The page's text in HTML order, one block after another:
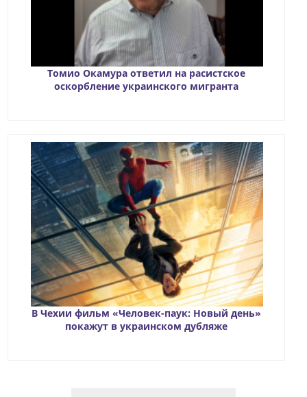
Томио Окамура ответил на расистское
оскорбление украинского мигранта
В Чехии фильм «Человек-паук: Новый день»
покажут в украинском дубляже